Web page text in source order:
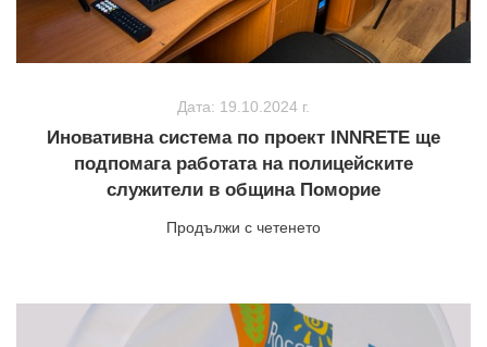
Дата: 19.10.2024 г.
Иновативна система по проект INNRETE ще
подпомага работата на полицейските
служители в община Поморие
Продължи с четенето